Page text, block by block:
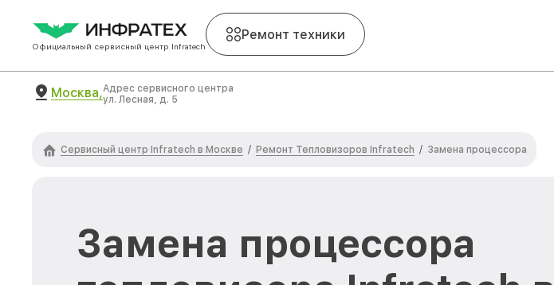
Официальный сервисный центр Infratech
Ремонт техники
Москва,Адрес сервисного центра
ул. Лесная, д. 5
Сервисный центр Infratech в Москве / Ремонт Тепловизоров Infratech / Замена процессора
Замена процессора